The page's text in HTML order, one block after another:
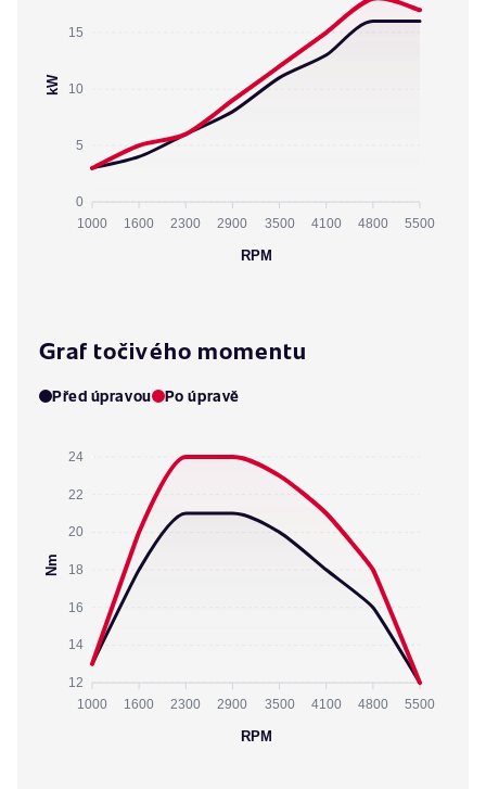
15
10
5
0
kW
1000 1600 2300 2900 3500 4100 4800 5500
RPM
Graf točivého momentu
Před úpravou Po úpravě
24
22
20
18
16
14
12
Nm
1000 1600 2300 2900 3500 4100 4800 5500
RPM